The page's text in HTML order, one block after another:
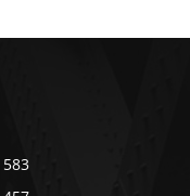
583